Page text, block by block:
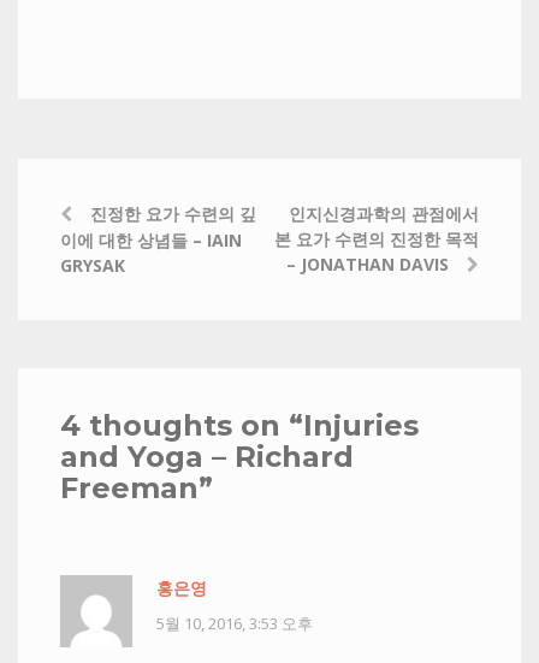
진정한 요가 수련의 깊
이에 대한 상념들 – IAIN
GRYSAK
인지신경과학의 관점에서
본 요가 수련의 진정한 목적
– JONATHAN DAVIS
4 thoughts on “Injuries
and Yoga – Richard
Freeman”
홍은영
5월 10, 2016, 3:53 오후